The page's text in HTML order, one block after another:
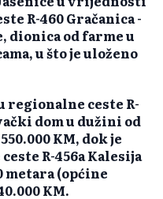
R-460 Gračanica -
dionica od farme u
u što je uloženo
ceste R-
dom u dužini od
KM, dok je
R-456a Kalesija
metara (općine
KM.